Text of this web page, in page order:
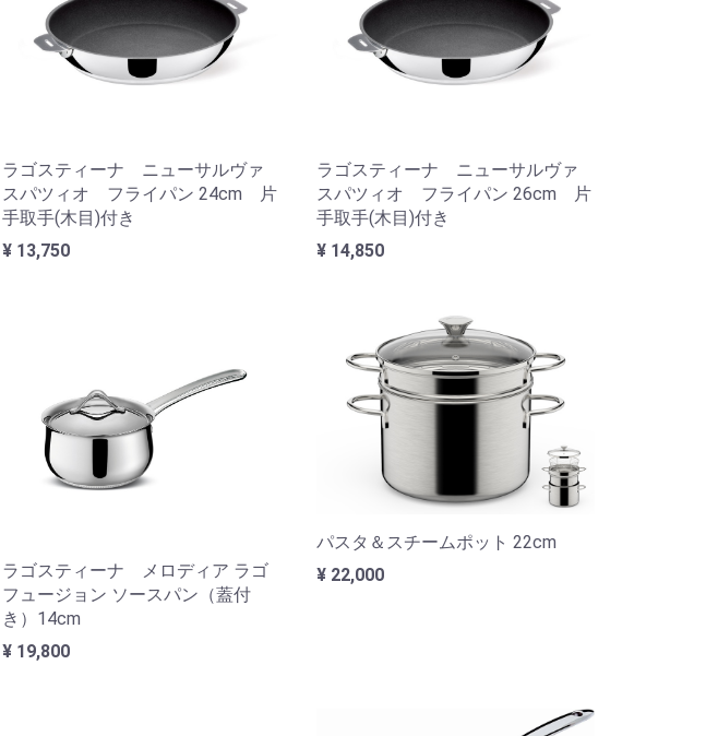
ラゴスティーナ ニューサルヴァ
スパツィオ フライパン 24cm 片
手取手(木目)付き
¥ 13,750
ラゴスティーナ ニューサルヴァ
スパツィオ フライパン 26cm 片
手取手(木目)付き
¥ 14,850
ラゴスティーナ メロディア ラゴ
フュージョン ソースパン（蓋付
き）14cm
¥ 19,800
パスタ＆スチームポット 22cm
¥ 22,000